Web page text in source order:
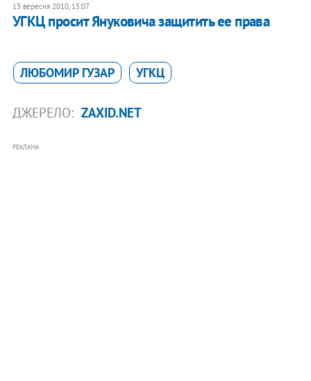
13 вересня 2010, 15:07
УГКЦ просит Януковича защитить ее права
ЛЮБОМИР ГУЗАР УГКЦ
ДЖЕРЕЛО: ZAXID.NET
РЕКЛАМА